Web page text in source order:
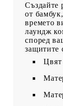
Създайте
от
времето
лаундж
според
защитите
Цвят